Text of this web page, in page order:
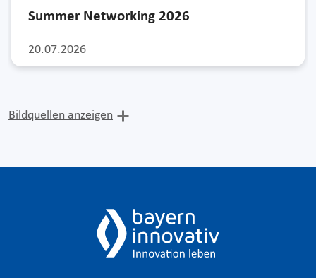
20.07.2026
Summer Networking 2026
Bildquellen anzeigen